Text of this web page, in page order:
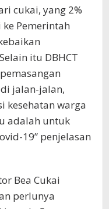
cukai, yang 2%
Pemerintah
itu DBHCT
jalan-jalan,
kesehatan warga
adalah untuk
19” penjelasan
Bea Cukai
perlunya